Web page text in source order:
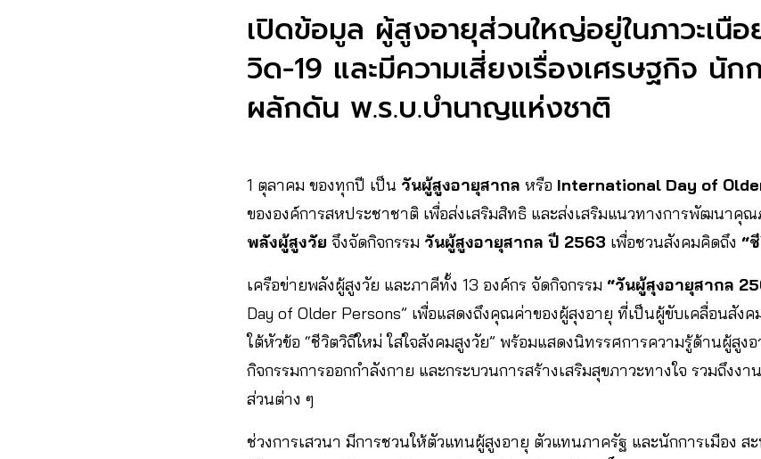
เปิดข้อมูล ผู้สูงอายุส่วนใหญ่อยู่ในภาวะเนื
วิด-19 และมีความเสี่ยงเรื่องเศรษฐกิจ นัก
ผลักดัน พ.ร.บ.บำนาญแห่งชาติ
1 ตุลาคม ของทุกปี เป็น วันผู้สูงอายุสากล หรือ International Day of
ขององค์การสหประชาชาติ เพื่อส่งเสริมสิทธิ และส่งเสริมแนวทางการพัฒนาคุ
พลังผู้สูงวัย จึงจัดกิจกรรม วันผู้สูงอายุสากล ปี 2563 เพื่อชวนสังคมคิดถึง “
เครือข่ายพลังผู้สูงวัย และภาคีทั้ง 13 องค์กร จัดกิจกรรม “วันผู้สุงอายุสากล
Day of Older Persons” เพื่อแสดงถึงคุณค่าของผู้สุงอายุ ที่เป็นผู้ขับเคลื่อนสั
ใต้หัวข้อ “ชีวิตวิถีใหม่ ใส่ใจสังคมสูงวัย” พร้อมแสดงนิทรรศการความรู้ด้านผู้สูง
กิจกรรมการออกกำลังกาย และกระบวนการสร้างเสริมสุขภาวะทางใจ รวมถึงง
ส่วนต่าง ๆ
ช่วงการเสวนา มีการชวนให้ตัวแทนผู้สูงอายุ ตัวแทนภาครัฐ และนักการเมือง